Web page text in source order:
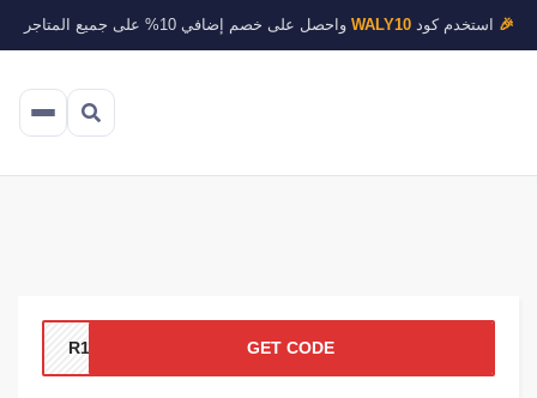
🎉استخدم كودWALY10واحصل على خصم إضافي 10% على جميع المتاجر
GET CODE